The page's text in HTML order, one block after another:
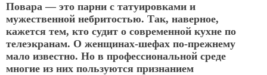
Повара — это парни с татуировками и
мужественной небритостью. Так, наверное,
кажется тем, кто судит о современной кухне по
телеэкранам. О женщинах-шефах по-прежнему
мало известно. Но в профессиональной среде
многие из них пользуются признанием